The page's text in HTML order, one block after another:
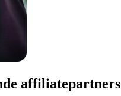
affiliatepartners